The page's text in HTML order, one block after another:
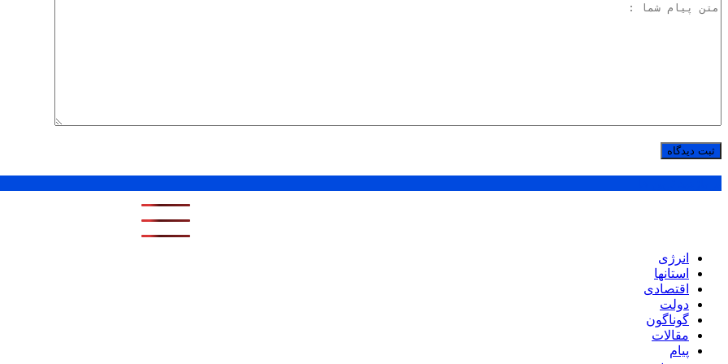
انرژی
استانها
اقتصادی
دولت
گوناگون
مقالات
پیام